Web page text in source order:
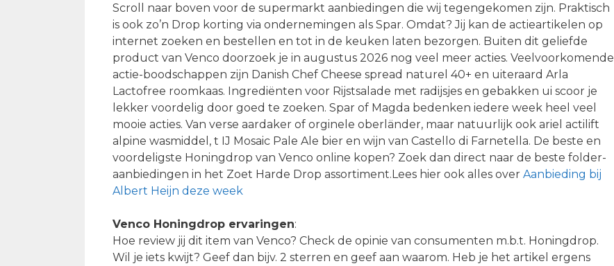
Scroll naar boven voor de supermarkt aanbiedingen die wij tegengekomen zijn. Praktisch
is ook zo’n Drop korting via ondernemingen als Spar. Omdat? Jij kan de actieartikelen op
internet zoeken en bestellen en tot in de keuken laten bezorgen. Buiten dit geliefde
product van Venco doorzoek je in augustus 2026 nog veel meer acties. Veelvoorkomende
actie-boodschappen zijn Danish Chef Cheese spread naturel 40+ en uiteraard Arla
Lactofree roomkaas. Ingrediënten voor Rijstsalade met radijsjes en gebakken ui scoor je
lekker voordelig door goed te zoeken. Spar of Magda bedenken iedere week heel veel
mooie acties. Van verse aardaker of orginele oberländer, maar natuurlijk ook ariel actilift
alpine wasmiddel, t IJ Mosaic Pale Ale bier en wijn van Castello di Farnetella. De beste en
voordeligste Honingdrop van Venco online kopen? Zoek dan direct naar de beste folder-
aanbiedingen in het Zoet Harde Drop assortiment.Lees hier ook alles over Aanbieding bij
Albert Heijn deze week
Venco Honingdrop ervaringen:
Hoe review jij dit item van Venco? Check de opinie van consumenten m.b.t. Honingdrop.
Wil je iets kwijt? Geef dan bijv. 2 sterren en geef aan waarom. Heb je het artikel ergens